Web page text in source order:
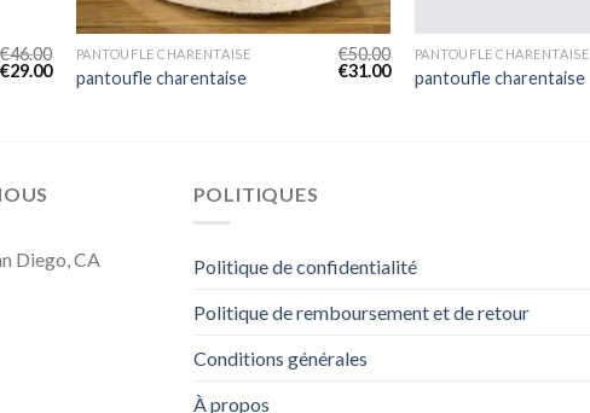
€46.00
€29.00
PANTOUFLE CHARENTAISE
pantoufle charentaise
€50.00
€31.00
PANTOUFLE CHARENTAISE
pantoufle charentaise
Diego, CA
POLITIQUES
Politique de confidentialité
Politique de remboursement et de retour
Conditions générales
À propos